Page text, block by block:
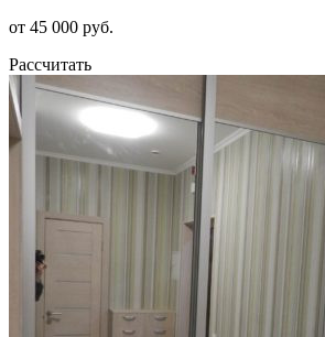
от 45 000 руб.
Рассчитать